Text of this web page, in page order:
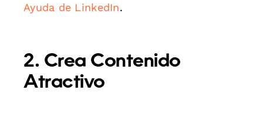
Ayuda de LinkedIn.
2. Crea Contenido
Atractivo